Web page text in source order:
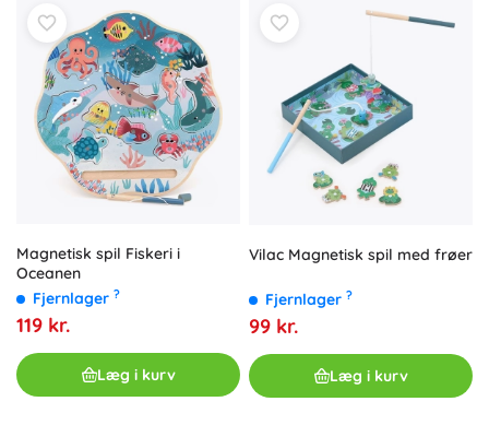
Magnetisk spil Fiskeri i
Oceanen
Fjernlager ?
119 kr.
Læg i kurv
Vilac Magnetisk spil med frøer
Fjernlager ?
99 kr.
Læg i kurv